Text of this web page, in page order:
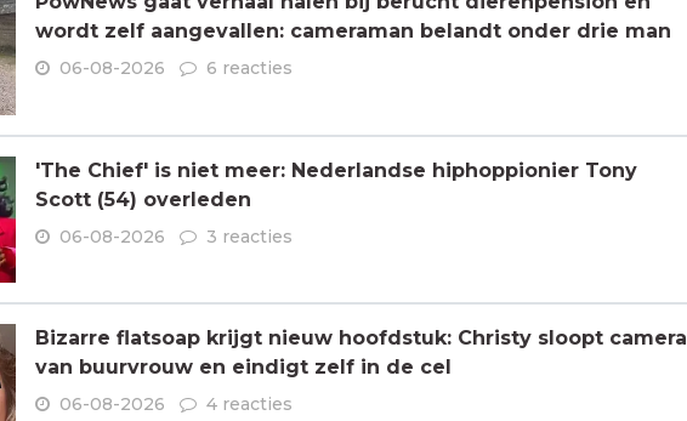
wordt zelf aangevallen: cameraman belandt onder drie man
06-08-2026 6 reacties
'The Chief' is niet meer: Nederlandse hiphoppionier Tony
Scott (54) overleden
06-08-2026 3 reacties
Bizarre flatsoap krijgt nieuw hoofdstuk: Christy sloopt camera
van buurvrouw en eindigt zelf in de cel
06-08-2026 4 reacties